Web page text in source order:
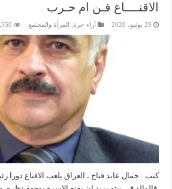
الاقنــــاع فـن ام حـرب
29 يونيو، 2020 آراء حرة, المرأة والمجتمع
كتب : جمال عابد فتاح ـ العراق يلعب الاقناع دورا